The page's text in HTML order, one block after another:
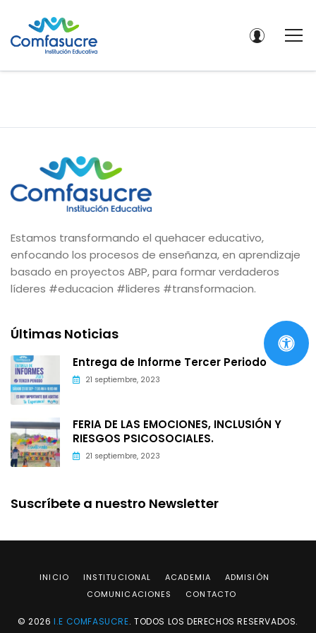
Estamos transformando el quehacer educativo,
enfocando los procesos de enseñanza, en aprendizaje
basado en proyectos ABP, para formar verdaderos
líderes #educacion #lideres #transformacion.
Últimas Noticias
Entrega de Informe Tercer Periodo
21 septiembre, 2023
FERIA DE LAS EMOCIONES, INCLUSIÓN Y
RIESGOS PSICOSOCIALES.
21 septiembre, 2023
Suscríbete a nuestro Newsletter
INICIO INSTITUCIONAL ACADEMIA
ADMISIÓN
COMUNICACIONES
CONTACTO
© 2026I.E COMFASUCRE. TODOS LOS DERECHOS RESERVADOS.